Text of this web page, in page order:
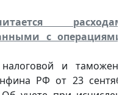
с
и
РФ от 23